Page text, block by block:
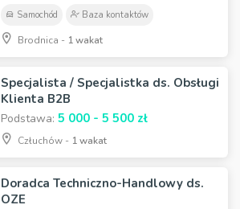
Samochód Baza kontaktów
Brodnica - 1 wakat
Specjalista / Specjalistka ds. Obsługi
Klienta B2B
Podstawa: 5 000 - 5 500 zł
Człuchów - 1 wakat
Doradca Techniczno-Handlowy ds.
OZE